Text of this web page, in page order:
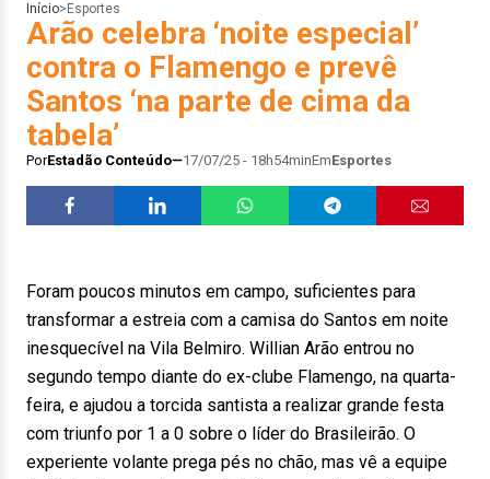
Início> Esportes
Arão celebra ‘noite especial’
contra o Flamengo e prevê
Santos ‘na parte de cima da
tabela’
PorEstadão Conteúdo 17/07/25 - 18h54minEmEsportes
Foram poucos minutos em campo, suficientes para
transformar a estreia com a camisa do Santos em noite
inesquecível na Vila Belmiro. Willian Arão entrou no
segundo tempo diante do ex-clube Flamengo, na quarta-
feira, e ajudou a torcida santista a realizar grande festa
com triunfo por 1 a 0 sobre o líder do Brasileirão. O
experiente volante prega pés no chão, mas vê a equipe